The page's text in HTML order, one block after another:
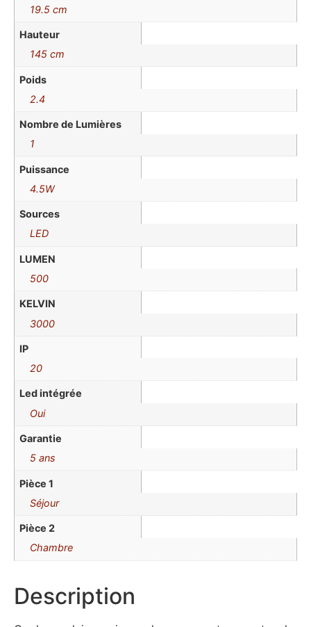
19.5 cm
Hauteur
145 cm
Poids
2.4
Nombre de Lumières
1
Puissance
4.5W
Sources
LED
LUMEN
500
KELVIN
3000
IP
20
Led intégrée
Oui
Garantie
5 ans
Pièce 1
Séjour
Pièce 2
Chambre
Description